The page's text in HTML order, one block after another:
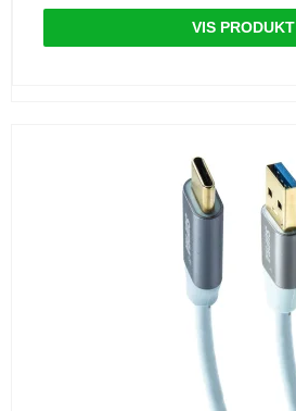
VIS PRODUKT